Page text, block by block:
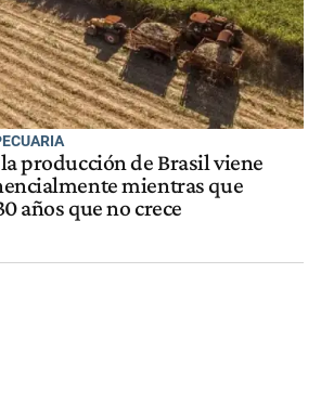
producción de Brasil viene
mientras que
años que no crece